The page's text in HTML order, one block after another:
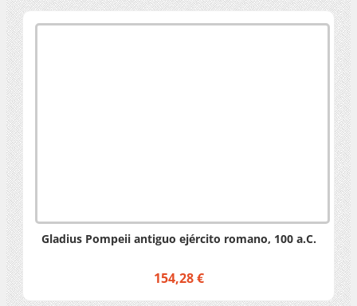
Gladius Pompeii antiguo ejército romano, 100 a.C.
154,28 €